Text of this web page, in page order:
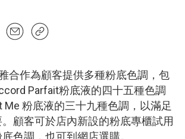
合作為顧客提供多種粉底色調，包
Parfait粉底液的四十五種色調
Me 粉底液的三十九種色調，以滿足
顧客可於店內新設的粉底專櫃試用
色調，也可到網店選購。